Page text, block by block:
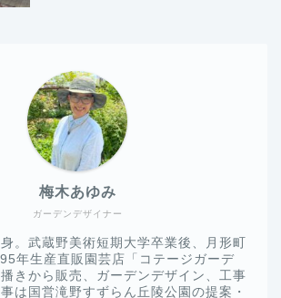
ガーデンデザイナー
梅木あゆみ
。武蔵野美術短期大学卒業後、月形町
年生産直販園芸店「コテージガーデ
きから販売、ガーデンデザイン、工事
は国営滝野すずらん丘陵公園の提案・